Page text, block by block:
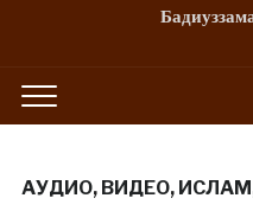
АУДИО, ВИДЕО, ИСЛАМ